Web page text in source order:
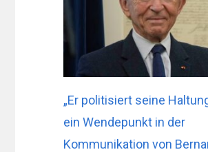
„Er politisiert seine
ein Wendepunkt in der
Kommunikation von